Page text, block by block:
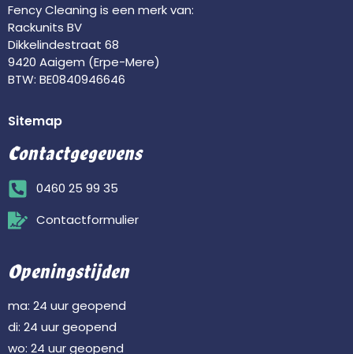
Fency Cleaning is een merk van:
Rackunits BV
Dikkelindestraat 68
9420 Aaigem (Erpe-Mere)
BTW: BE0840946646
Sitemap
Contactgegevens
0460 25 99 35
Contactformulier
Openingstijden
ma: 24 uur geopend
di: 24 uur geopend
wo: 24 uur geopend